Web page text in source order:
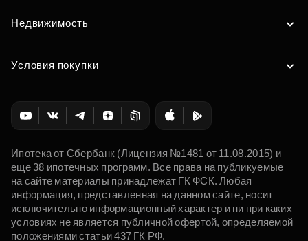
Недвижимость
Условия покупки
Ипотека от Сбербанк (Лицензия №1481 от 11.08.2015) и
еще 38 ипотечных программ. Все права на публикуемые
на сайте материалы принадлежат ГК ФСК. Любая
информация, представленная на данном сайте, носит
исключительно информационный характер и ни при каких
условиях не является публичной офертой, определяемой
положениями статьи 437 ГК РФ.